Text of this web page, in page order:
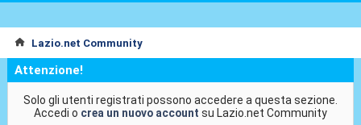
Lazio.net Community
Attenzione!
Solo gli utenti registrati possono accedere a questa sezione.
Accedi o crea un nuovo account su Lazio.net Community